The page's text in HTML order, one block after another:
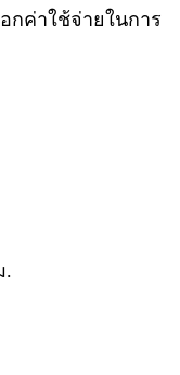
กค่าใช้จ่ายในการ
.